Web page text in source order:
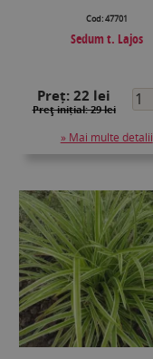
Cod: 47701
Sedum t. Lajos
Preț:22 lei
Preţ inițial: 29 lei
» Mai multe detalii